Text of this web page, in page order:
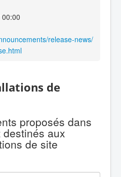
release-news/
de
proposés dans
aux
de site